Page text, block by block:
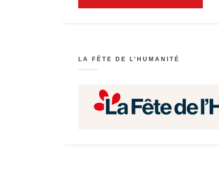
LA FÊTE DE L’HUMANITÉ